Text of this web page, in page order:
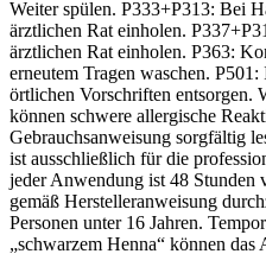
Weiter spülen. P333+P313: Bei
ärztlichen Rat einholen.
ärztlichen Rat einholen. P363:
erneutem Tragen waschen.
örtlichen Vorschriften entsorgen.
können schwere allergische
Gebrauchsanweisung sorgfältig
ist ausschließlich für die
jeder Anwendung ist 48 Stunden
gemäß Herstelleranweisung
Personen unter 16 Jahren.
„schwarzem Henna“ können